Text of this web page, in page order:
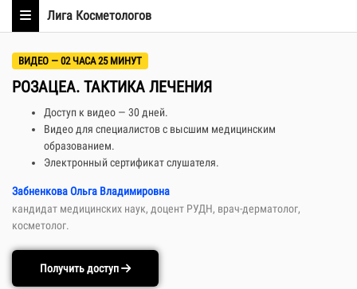
Лига Косметологов
ВИДЕО — 02 ЧАСА 25 МИНУТ
РОЗАЦЕА. ТАКТИКА ЛЕЧЕНИЯ
Доступ к видео — 30 дней.
Видео для специалистов с высшим медицинским
образованием.
Электронный сертификат слушателя.
Забненкова Ольга Владимировна
кандидат медицинских наук, доцент РУДН, врач-дерматолог,
косметолог.
Получить доступ